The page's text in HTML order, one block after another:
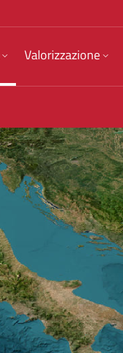
Valorizzazione